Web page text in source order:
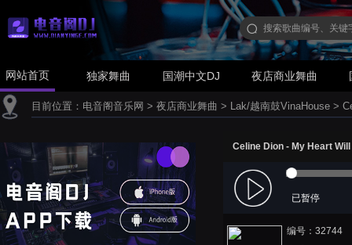
网站首页 独家舞曲 国潮中文DJ 夜店商业舞曲
目前位置： 电音阁音乐网 > 夜店商业舞曲 > Lak/越南鼓VinaHouse >
Celine Dion - My Heart
已暂停
编号：32744